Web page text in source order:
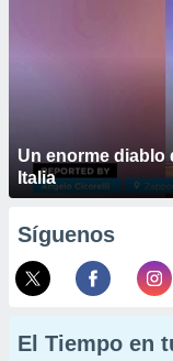
Un enorme diablo
Italia
Síguenos
El Tiempo en